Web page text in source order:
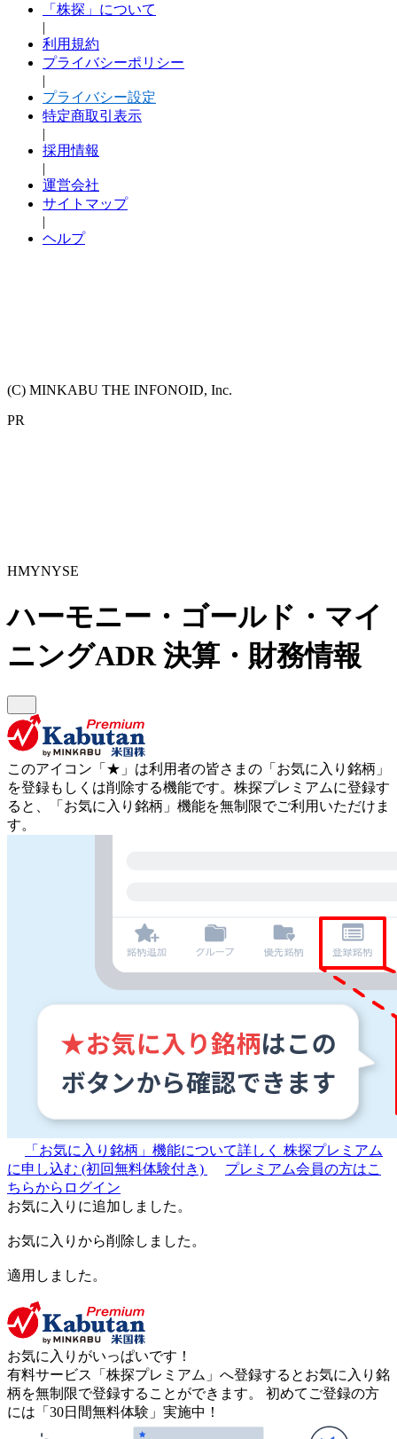
「株探」について
|
利用規約
プライバシーポリシー
|
プライバシー設定
特定商取引表示
|
採用情報
|
運営会社
サイトマップ
|
ヘルプ
(C) MINKABU THE INFONOID, Inc.
PR
HMYNYSE
ハーモニー・ゴールド・マイ
ニングADR決算・財務情報
このアイコン 「★」 は利用者の皆さまの 「お気に入り銘柄」
を登録もしくは削除する機能です。 株探プレミアムに登録す
ると、「お気に入り銘柄」機能を無制限でご利用いただけま
す。
「お気に入り銘柄」機能について詳しく 株探プレミアム
に申し込む (初回無料体験付き)
プレミアム会員の方はこ
ちらからログイン
お気に入りに追加しました。
お気に入りから削除しました。
適用しました。
お気に入りがいっぱいです！
有料サービス「株探プレミアム」へ登録するとお気に入り銘
柄を無制限で登録することができます。 初めてご登録の方
には「30日間無料体験」実施中！